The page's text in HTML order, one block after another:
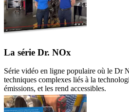
La série Dr. NOx
Série vidéo en ligne populaire où le Dr
techniques complexes liés à la
émissions, et les rend accessibles.